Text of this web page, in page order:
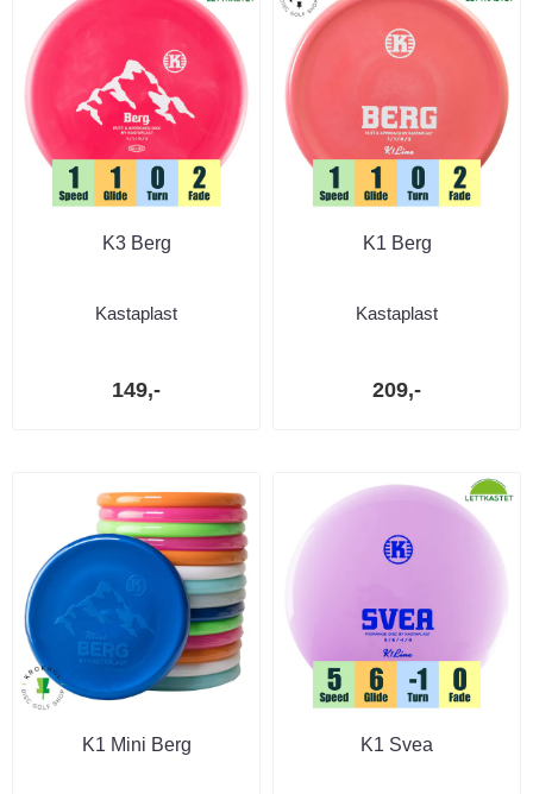
K3 Berg
Kastaplast
149,-
K1 Berg
Kastaplast
209,-
K1 Mini Berg K1 Svea